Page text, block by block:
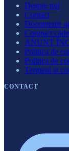
Despre noi
Contact
Documente
Contract
ANUNȚ
Politica de
Politica de
Termeni si
CONTACT